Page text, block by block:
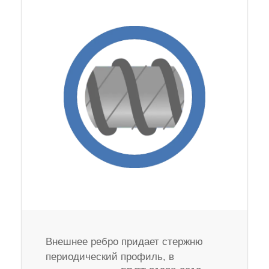
Внешнее ребро придает стержню
периодический профиль, в